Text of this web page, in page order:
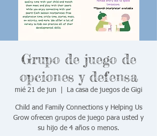
Grupo de juego de
opciones y defensa
mié 21 de jun La casa de juegos de Gigi
Child and Family Connections y Helping Us
Grow ofrecen grupos de juego para usted y
su hijo de 4 años o menos.